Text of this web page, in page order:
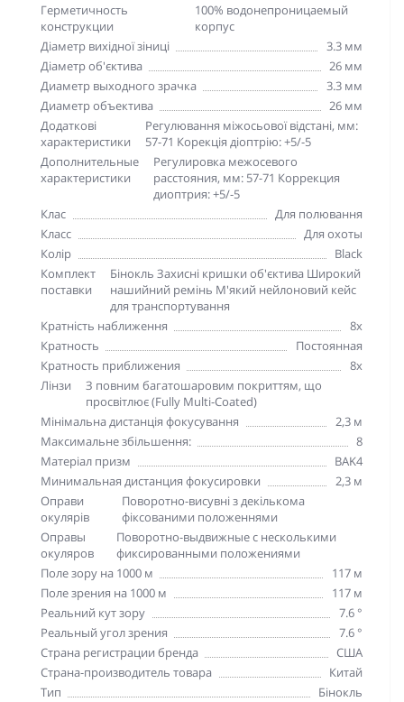
Герметичность
конструкции
100% водонепроницаемый
корпус
Діаметр вихідної зіниці
3.3 мм
Діаметр об'єктива
26 мм
Диаметр выходного зрачка
3.3 мм
Диаметр объектива
26 мм
Додаткові
характеристики
Регулювання міжосьової відстані, мм:
57-71 Корекція діоптрію: +5/-5
Дополнительные
характеристики
Регулировка межосевого
расстояния, мм: 57-71 Коррекция
диоптрия: +5/-5
Клас
Для полювання
Класс
Для охоты
Колір
Black
Комплект
поставки
Бінокль Захисні кришки об'єктива Широкий
нашийний ремінь М'який нейлоновий кейс
для транспортування
Кратність наближення
8х
Кратность
Постоянная
Кратность приближения
8х
Лінзи
З повним багатошаровим покриттям, що
просвітлює (Fully Multi-Coated)
Мінімальна дистанція фокусування
2,3 м
Максимальне збільшення:
8
Матеріал призм
BAK4
Минимальная дистанция фокусировки
2,3 м
Оправи
окулярів
Поворотно-висувні з декількома
фіксованими положеннями
Оправы
окуляров
Поворотно-выдвижные с несколькими
фиксированными положениями
Поле зору на 1000 м
117 м
Поле зрения на 1000 м
117 м
Реальний кут зору
7.6 °
Реальный угол зрения
7.6 °
Страна регистрации бренда
США
Страна-производитель товара
Китай
Тип
Бінокль